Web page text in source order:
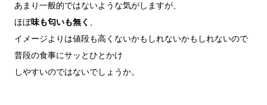
あまり一般的ではないような気がしますが、
ほぼ味も匂いも無く 、
イメージよりは値段も高くないかもしれないかもしれないので
普段の食事にサッとひとかけ
しやすいのではないでしょうか。